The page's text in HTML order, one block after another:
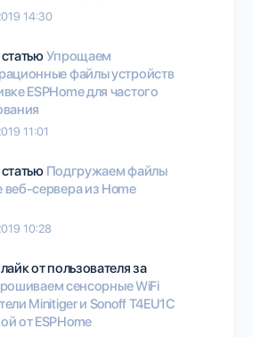
14:30
Упрощаем
файлы устройств
ESPHome для частого
11:01
Подгружаем файлы
веб-сервера из Home
10:28
от пользователяза
сенсорные WiFi
Minitiger и Sonoff T4EU1C
от ESPHome